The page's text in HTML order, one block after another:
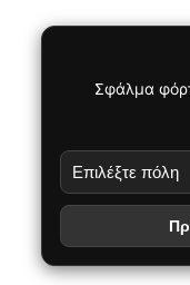
Σφάλμα